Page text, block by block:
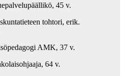
45 v.
tohtori, erik.
AMK, 37 v.
64 v.